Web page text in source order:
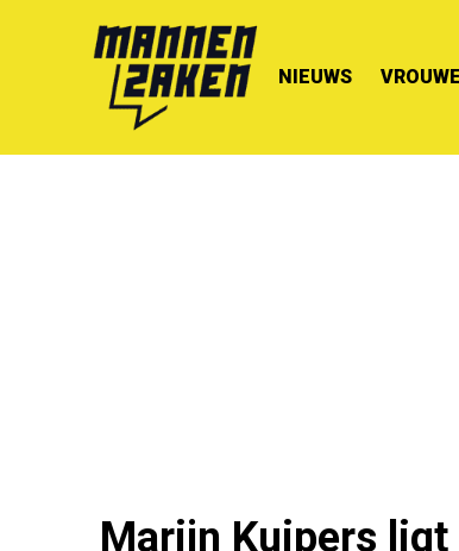
NIEUWS
Marijn Kuipers